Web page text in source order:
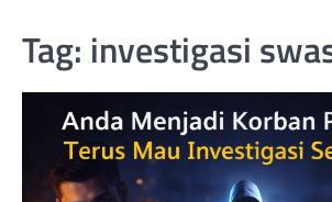
Tag: investigasi